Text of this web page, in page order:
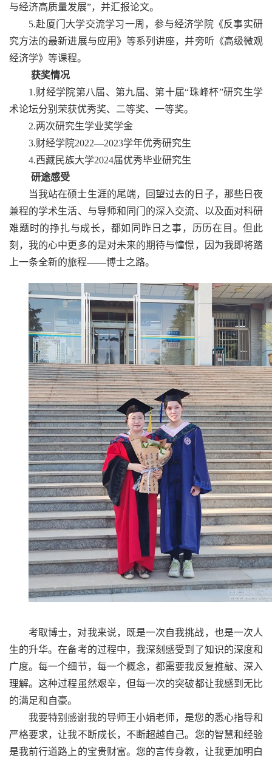
与经济高质量发展”，并汇报论文。
5.赴厦门大学交流学习一周，参与经济学院《反事实研
究方法的最新进展与应用》等系列讲座，并旁听《高级微观
经济学》等课程。
获奖情况
1.财经学院第八届、第九届、第十届“珠峰杯”研究生学
术论坛分别荣获优秀奖、二等奖、一等奖。
2.两次研究生学业奖学金
3.财经学院2022—2023学年优秀研究生
4.西藏民族大学2024届优秀毕业研究生
研途感受
当我站在硕士生涯的尾端，回望过去的日子，那些日夜
兼程的学术生活、与导师和同门的深入交流、以及面对科研
难题时的挣扎与成长，都如同昨日之事，历历在目。但此
刻，我的心中更多的是对未来的期待与憧憬，因为我即将踏
上一条全新的旅程——博士之路。
考取博士，对我来说，既是一次自我挑战，也是一次人
生的升华。在备考的过程中，我深刻感受到了知识的深度和
广度。每一个细节，每一个概念，都需要我反复推敲、深入
理解。这种过程虽然艰辛，但每一次的突破都让我感到无比
的满足和自豪。
我要特别感谢我的导师王小娟老师，是您的悉心指导和
严格要求，让我不断成长，不断超越自己。您的智慧和经验
是我前行道路上的宝贵财富。您的言传身教，让我更加明白